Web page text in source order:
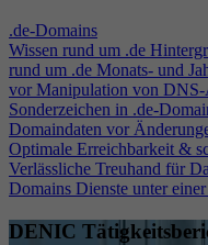
.de-Domains
Wissen rund um .de
rund um .de Monats- und
vor Manipulation von
Sonderzeichen in .de-
Domaindaten vor
Optimale Erreichbarkeit &
Verlässliche Treuhand für
Domains Dienste unter
DENIC